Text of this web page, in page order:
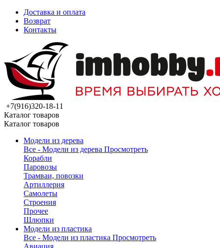
Доставка и оплата
Возврат
Контакты
+7(916)320-18-11
Каталог товаров
Каталог товаров
Модели из дерева
Все - Модели из дерева Просмотреть
Корабли
Паровозы
Трамваи, повозки
Артиллерия
Самолеты
Строения
Прочее
Шлюпки
Модели из пластика
Все - Модели из пластика Просмотреть
Авиация